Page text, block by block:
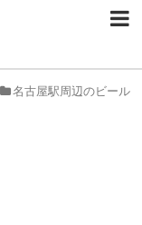
名古屋駅周辺のビール